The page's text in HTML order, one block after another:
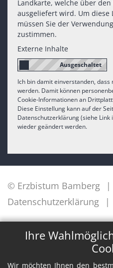
Ihre
Wir möchten Ihnen den
Landkarte, welche über
ausgeliefert wird. Um diese
müssen Sie der
zustimmen.
Externe Inhalte
Ich bin damit einverstanden,
werden. Damit können
Cookie-Informationen an
Diese Einstellung kann auf der
Datenschutzerklärung (siehe
wieder geändert werden.
© Erzbistum Bamberg
Datenschutzerklärung